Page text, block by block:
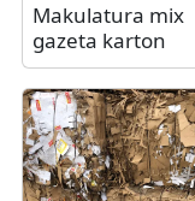
Makulatura mix
gazeta karton